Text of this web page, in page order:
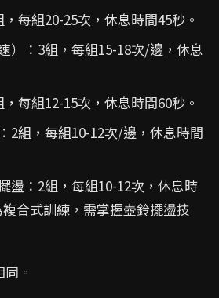
每組20-25次，休息時間45秒。
）：3組，每組15-18次/邊，休息
每組12-15次，休息時間60秒。
2組，每組10-12次/邊，休息時間
盪：2組，每組10-12次，休息時
合式訓練，需掌握壺鈴擺盪技
。